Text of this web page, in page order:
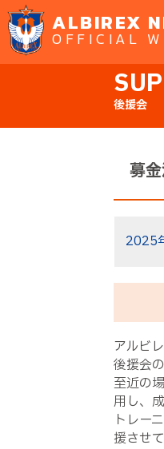
ALBIREX
OFFICIAL
後援会
募
2025
アルビ
後援会
至近の
用し、
トレー
援させ